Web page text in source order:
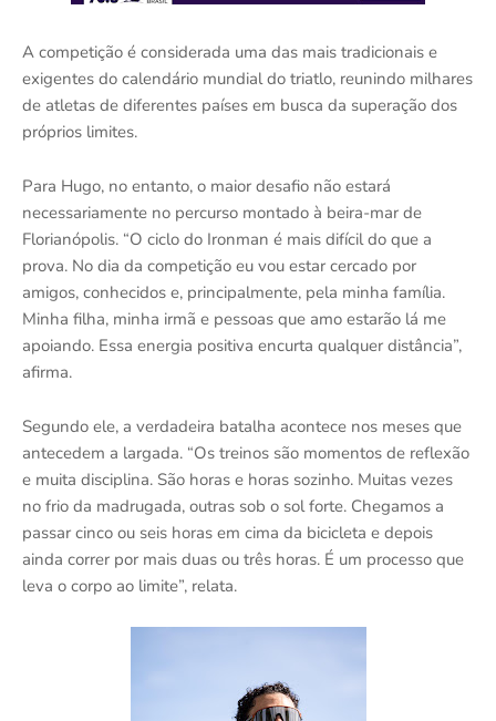
A competição é considerada uma das mais tradicionais e
exigentes do calendário mundial do triatlo, reunindo milhares
de atletas de diferentes países em busca da superação dos
próprios limites.
Para Hugo, no entanto, o maior desafio não estará
necessariamente no percurso montado à beira-mar de
Florianópolis. “O ciclo do Ironman é mais difícil do que a
prova. No dia da competição eu vou estar cercado por
amigos, conhecidos e, principalmente, pela minha família.
Minha filha, minha irmã e pessoas que amo estarão lá me
apoiando. Essa energia positiva encurta qualquer distância”,
afirma.
Segundo ele, a verdadeira batalha acontece nos meses que
antecedem a largada. “Os treinos são momentos de reflexão
e muita disciplina. São horas e horas sozinho. Muitas vezes
no frio da madrugada, outras sob o sol forte. Chegamos a
passar cinco ou seis horas em cima da bicicleta e depois
ainda correr por mais duas ou três horas. É um processo que
leva o corpo ao limite”, relata.